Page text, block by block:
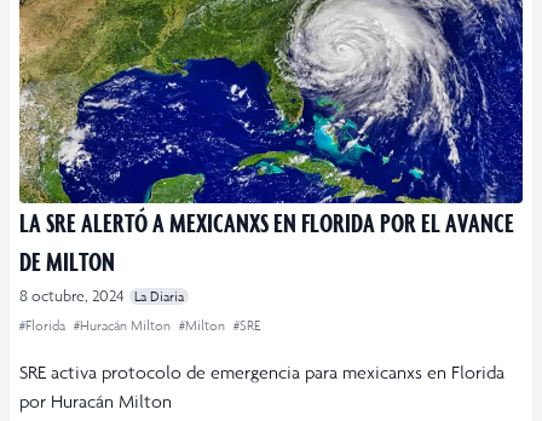
LA SRE ALERTÓ A MEXICANXS EN FLORIDA POR EL AVANCE
DE MILTON
8 octubre, 2024
La Diaria
#Florida #Huracán Milton #Milton #SRE
SRE activa protocolo de emergencia para mexicanxs en Florida
por Huracán Milton